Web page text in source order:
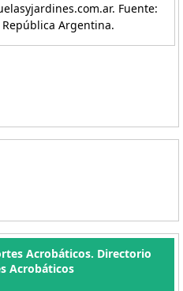
Fuente:
Argentina.
Acrobáticos. Directorio
Acrobáticos